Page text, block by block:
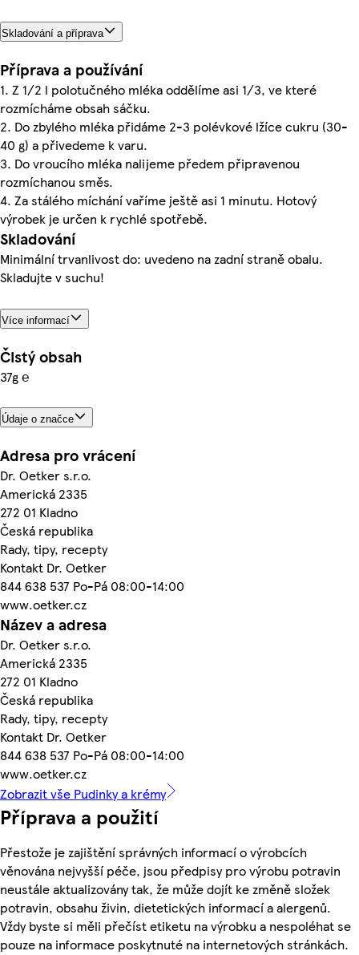
Skladování a příprava
Příprava a používání
1. Z 1/2 l polotučného mléka oddělíme asi 1/3, ve které
rozmícháme obsah sáčku.
2. Do zbylého mléka přidáme 2-3 polévkové lžíce cukru (30-
40 g) a přivedeme k varu.
3. Do vroucího mléka nalijeme předem připravenou
rozmíchanou směs.
4. Za stálého míchání vaříme ještě asi 1 minutu. Hotový
výrobek je určen k rychlé spotřebě.
Skladování
Minimální trvanlivost do: uvedeno na zadní straně obalu.
Skladujte v suchu!
Více informací
Čistý obsah
37g ℮
Údaje o značce
Adresa pro vrácení
Dr. Oetker s.r.o.
Americká 2335
272 01 Kladno
Česká republika
Rady, tipy, recepty
Kontakt Dr. Oetker
844 638 537 Po-Pá 08:00-14:00
www.oetker.cz
Název a adresa
Dr. Oetker s.r.o.
Americká 2335
272 01 Kladno
Česká republika
Rady, tipy, recepty
Kontakt Dr. Oetker
844 638 537 Po-Pá 08:00-14:00
www.oetker.cz
Zobrazit vše Pudinky a krémy
Příprava a použití
Přestože je zajištění správných informací o výrobcích
věnována nejvyšší péče, jsou předpisy pro výrobu potravin
neustále aktualizovány tak, že může dojít ke změně složek
potravin, obsahu živin, dietetických informací a alergenů.
Vždy byste si měli přečíst etiketu na výrobku a nespoléhat se
pouze na informace poskytnuté na internetových stránkách.